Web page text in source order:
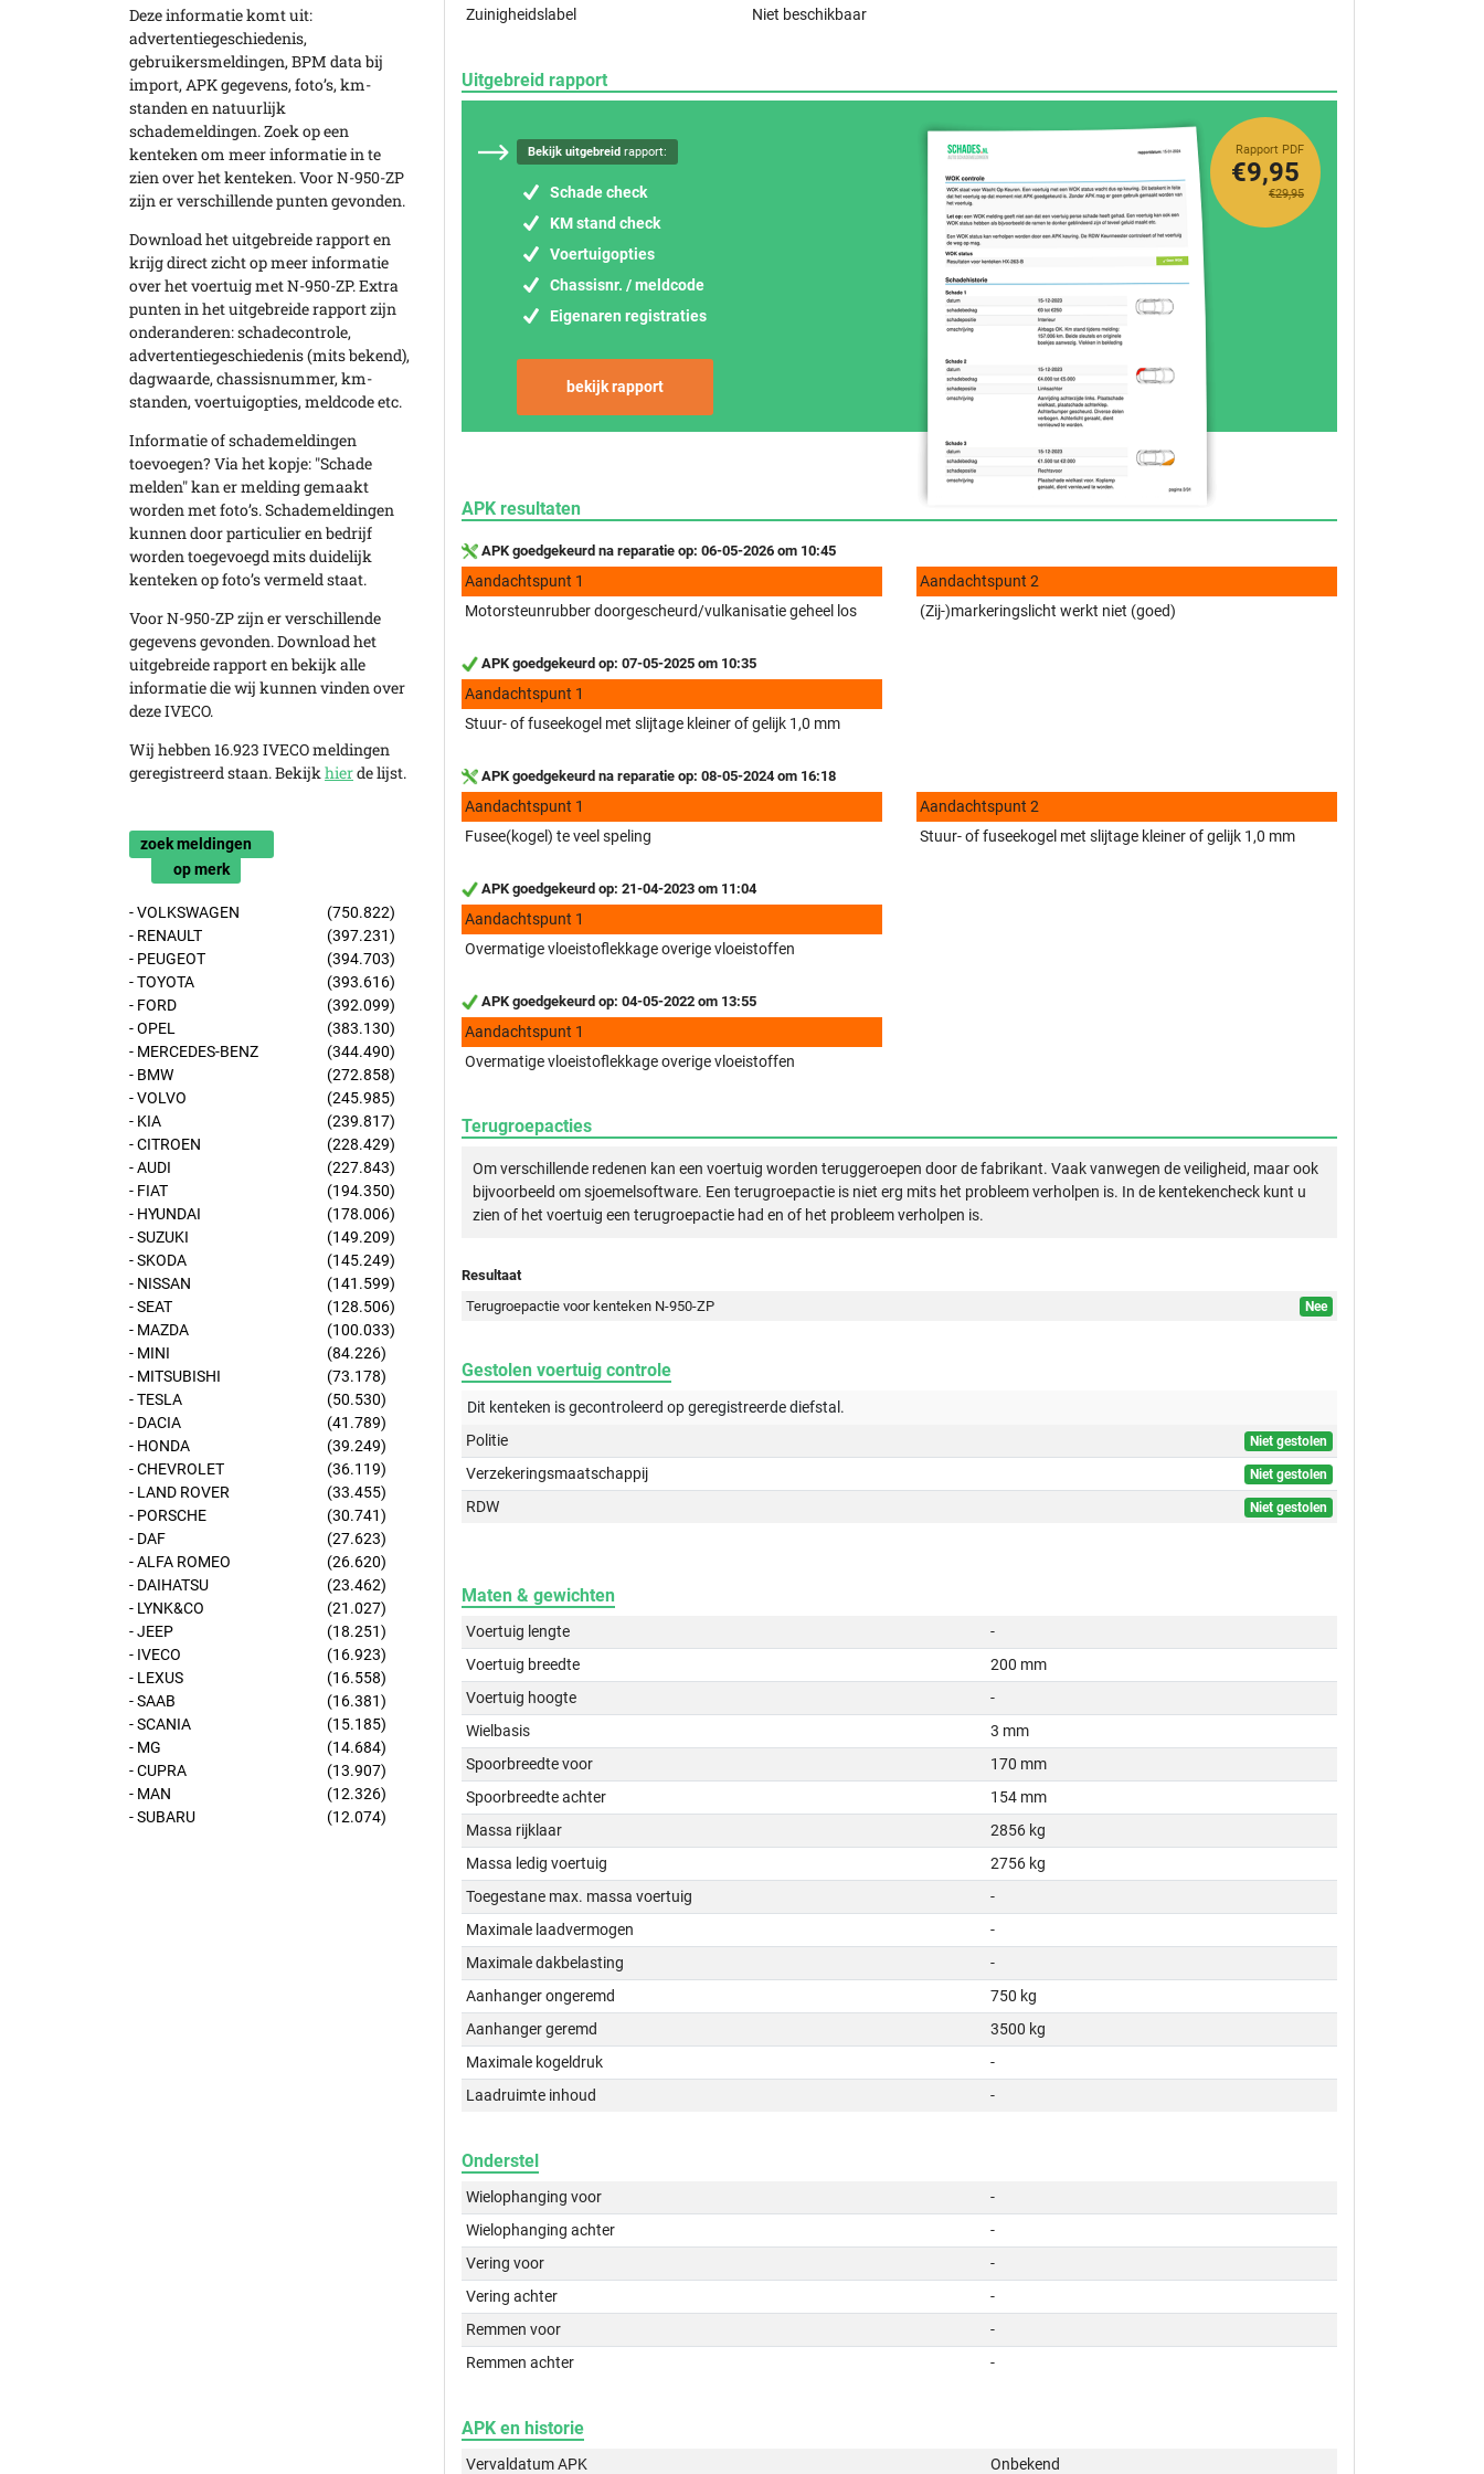
Deze informatie komt uit:
advertentiegeschiedenis,
gebruikersmeldingen, BPM data bij
import, APK gegevens, foto’s, km-
standen en natuurlijk
schademeldingen. Zoek op een
kenteken om meer informatie in te
zien over het kenteken. Voor N-950-ZP
zijn er verschillende punten gevonden.
Download het uitgebreide rapport en
krijg direct zicht op meer informatie
over het voertuig met N-950-ZP. Extra
punten in het uitgebreide rapport zijn
onderanderen: schadecontrole,
advertentiegeschiedenis (mits bekend),
dagwaarde, chassisnummer, km-
standen, voertuigopties, meldcode etc.
Informatie of schademeldingen
toevoegen? Via het kopje: "Schade
melden" kan er melding gemaakt
worden met foto’s. Schademeldingen
kunnen door particulier en bedrijf
worden toegevoegd mits duidelijk
kenteken op foto’s vermeld staat.
Voor N-950-ZP zijn er verschillende
gegevens gevonden. Download het
uitgebreide rapport en bekijk alle
informatie die wij kunnen vinden over
deze IVECO.
Wij hebben 16.923 IVECO meldingen
geregistreerd staan. Bekijkhierde lijst.
zoek meldingen
op merk
- VOLKSWAGEN
(750.822)
- RENAULT
(397.231)
- PEUGEOT
(394.703)
- TOYOTA
(393.616)
- FORD
(392.099)
- OPEL
(383.130)
- MERCEDES-BENZ
(344.490)
- BMW
(272.858)
- VOLVO
(245.985)
- KIA
(239.817)
- CITROEN
(228.429)
- AUDI
(227.843)
- FIAT
(194.350)
- HYUNDAI
(178.006)
- SUZUKI
(149.209)
- SKODA
(145.249)
- NISSAN
(141.599)
- SEAT
(128.506)
- MAZDA
(100.033)
- MINI
(84.226)
- MITSUBISHI
(73.178)
- TESLA
(50.530)
- DACIA
(41.789)
- HONDA
(39.249)
- CHEVROLET
(36.119)
- LAND ROVER
(33.455)
- PORSCHE
(30.741)
- DAF
(27.623)
- ALFA ROMEO
(26.620)
- DAIHATSU
(23.462)
- LYNK&CO
(21.027)
- JEEP
(18.251)
- IVECO
(16.923)
- LEXUS
(16.558)
- SAAB
(16.381)
- SCANIA
(15.185)
- MG
(14.684)
- CUPRA
(13.907)
- MAN
(12.326)
- SUBARU
(12.074)
Zuinigheidslabel Niet beschikbaar
Uitgebreid rapport
Bekijk uitgebreid rapport:
Schade check
KM stand check
Voertuigopties
Chassisnr. / meldcode
Eigenaren registraties
bekijk rapport
Rapport PDF
€29,95
€9,95
APK resultaten
APK goedgekeurd na reparatie op: 06-05-2026 om 10:45
Aandachtspunt 1
Motorsteunrubber doorgescheurd/vulkanisatie geheel los
Aandachtspunt 2
(Zij-)markeringslicht werkt niet (goed)
APK goedgekeurd op: 07-05-2025 om 10:35
Aandachtspunt 1
Stuur- of fuseekogel met slijtage kleiner of gelijk 1,0 mm
APK goedgekeurd na reparatie op: 08-05-2024 om 16:18
Aandachtspunt 1
Fusee(kogel) te veel speling
Aandachtspunt 2
Stuur- of fuseekogel met slijtage kleiner of gelijk 1,0 mm
APK goedgekeurd op: 21-04-2023 om 11:04
Aandachtspunt 1
Overmatige vloeistoflekkage overige vloeistoffen
APK goedgekeurd op: 04-05-2022 om 13:55
Aandachtspunt 1
Overmatige vloeistoflekkage overige vloeistoffen
Terugroepacties
Om verschillende redenen kan een voertuig worden teruggeroepen door de fabrikant. Vaak vanwegen de veiligheid, maar ook
bijvoorbeeld om sjoemelsoftware. Een terugroepactie is niet erg mits het probleem verholpen is. In de kentekencheck kunt u
zien of het voertuig een terugroepactie had en of het probleem verholpen is.
Resultaat
Terugroepactie voor kenteken N-950-ZP
Nee
Gestolen voertuig controle
Dit kenteken is gecontroleerd opgeregistreerdediefstal.
Politie
Niet gestolen
Verzekeringsmaatschappij Niet gestolen
RDW Niet gestolen
Maten & gewichten
Voertuig lengte
-
Voertuig breedte
200 mm
Voertuig hoogte
-
Wielbasis
3 mm
Spoorbreedte voor
170 mm
Spoorbreedte achter
154 mm
Massa rijklaar
2856 kg
Massa ledig voertuig
2756 kg
Toegestane max. massa voertuig
-
Maximale laadvermogen
-
Maximale dakbelasting
-
Aanhanger ongeremd
750 kg
Aanhanger geremd
3500 kg
Maximale kogeldruk
-
Laadruimte inhoud
-
Onderstel
Wielophanging voor
-
Wielophanging achter
-
Vering voor
-
Vering achter
-
Remmen voor
-
Remmen achter
-
APK en historie
Vervaldatum APK Onbekend